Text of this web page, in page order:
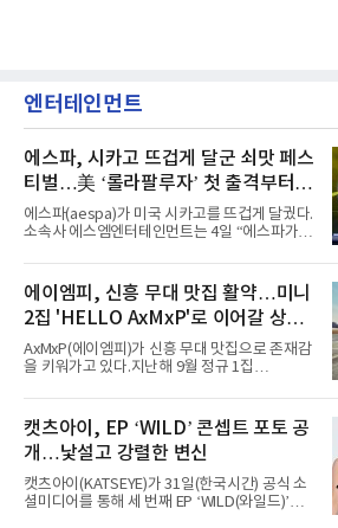
엔터테인먼트
에스파, 시카고 뜨겁게 달군 쇠맛 페스
티벌…美 ‘롤라팔루자’ 첫 출격부터
증명한 존재감
에스파(aespa)가 미국 시카고를 뜨겁게 달궜다.
소속사 에스엠엔터테인먼트는 4일 “에스파가
서 열린 ‘롤라팔루자 시카고’(Lollapalooza
Chicago)의 알리안츠 스테이지에 올랐다”며
“총 14곡으로 구성된 세트리스트를 선사, 데뷔 7
년 차다운 노련한 무대 매너와 파워풀한 에너지
로 현장의 분위기를 압도했다”고 밝혔다.1991
년 시작된 ‘롤라팔루자’는 8개 스테이지, 170여
팀의 아티스트와 40만 명 이상의 관객이 운집하
코르티스 등 K팝 스타들이 출연진 명단에 이름
을 올렸다.이날 에스파는
에이엠피, 신흥 무대 맛집 활약…미니
2집 'HELLO AxMxP'로 이어갈 상승
세
AxMxP(에이엠피)가 신흥 무대 맛집으로 존재감
을 키워가고 있다.지난해 9월 정규 1집
AxMxP는 데뷔 전부터 버스킹과 각종 페스티벌,
공연 무대에 오르며 실전 경험을 쌓아왔다.이들
은 소속사 패밀리 콘서트를 비롯해 '뷰티풀 민트
라이프 2025', '2025 부산국제록페스티벌' 등 대
형 무대에 잇달아 출연해 당찬 에너지와 풋풋한
매력으로 음악팬들의 눈도장을 찍었다.이후
AxMxP는 '카운트다운 판타지 2025-2026',
캣츠아이, EP ‘WILD’ 콘셉트 포토 공
개…낯설고 강렬한 변신
캣츠아이(KATSEYE)가 31일(한국시간) 공식 소
셜미디어를 통해 세 번째 EP ‘WILD(와일드)’의